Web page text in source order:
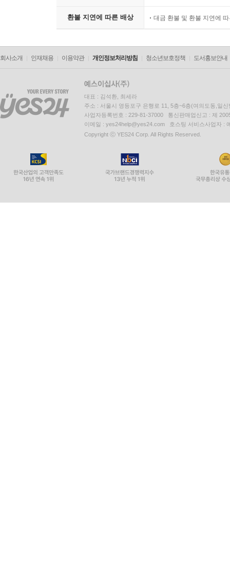
환불 지연에 따른 배상 대금 환불 및 환불 지연에
회사소개 인재채용 이용약관 개인정보처리방침 청소년보호정책 도서홍보안내
대표 : 김석환, 최세라
주소 : 서울시 영등포구 은행로 11, 5층~6층(여의도동,일신
사업자등록번호 : 229-81-37000 통신판매업신고 : 제
이메일 : yes24help@yes24.com 호스팅 서비스사업자 :
Copyright ⓒ YES24 Corp. All Rights Reserved.